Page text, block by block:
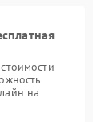
на